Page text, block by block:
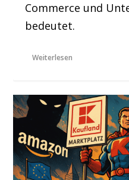
Commerce und
bedeutet.
Weiterlesen